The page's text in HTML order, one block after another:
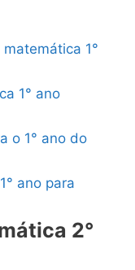
1°
1° ano
o 1° ano do
ano para
2°